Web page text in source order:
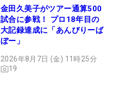
金田久美子がツアー通算500
試合に参戦！ プロ18年目の
大記録達成に「あんびりーば
ぼー」
2026年8月7日 (金) 11時25分
19